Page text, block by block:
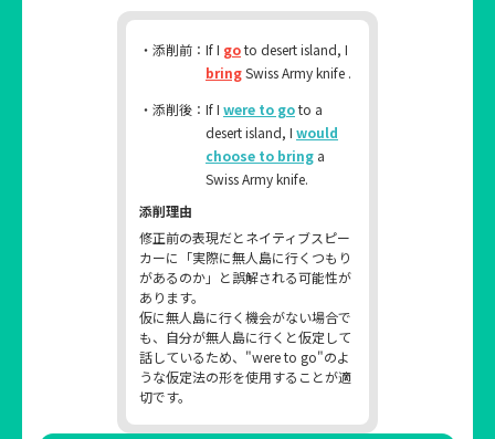
・添削前： If I goto desert island, I
bringSwiss Army knife .
・添削後： If I were to goto a
desert island, I would
choose to bring a
Swiss Army knife.
添削理由
修正前の表現だとネイティブスピー
カーに「実際に無人島に行くつもり
があるのか」と誤解される可能性が
あります。
仮に無人島に行く機会がない場合で
も、自分が無人島に行くと仮定して
話しているため、"were to go"のよ
うな仮定法の形を使用することが適
切です。